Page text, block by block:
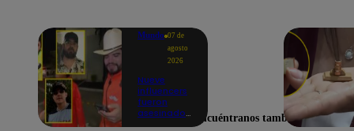
Mundo 07 de
agosto
2026
Nueve
influencers
fueron
asesinados
Encuéntranos también en